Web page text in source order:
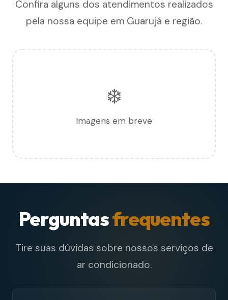
Confira alguns dos atendimentos realizados
pela nossa equipe em Guarujá e região.
❄️
Imagens em breve
Perguntasfrequentes
Tire suas dúvidas sobre nossos serviços de
ar condicionado.